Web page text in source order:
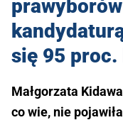
się 95 proc.
Małgorzata
co wie, nie